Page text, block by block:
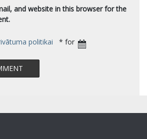
and website in this browser for the
politikai * for